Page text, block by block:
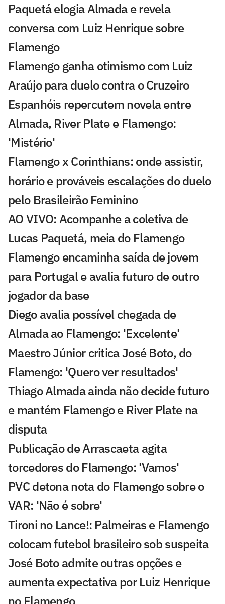
Paquetá elogia Almada e revela
conversa com Luiz Henrique sobre
Flamengo
Flamengo ganha otimismo com Luiz
Araújo para duelo contra o Cruzeiro
Espanhóis repercutem novela entre
Almada, River Plate e Flamengo:
'Mistério'
Flamengo x Corinthians: onde assistir,
horário e prováveis escalações do duelo
pelo Brasileirão Feminino
AO VIVO: Acompanhe a coletiva de
Lucas Paquetá, meia do Flamengo
Flamengo encaminha saída de jovem
para Portugal e avalia futuro de outro
jogador da base
Diego avalia possível chegada de
Almada ao Flamengo: 'Excelente'
Maestro Júnior critica José Boto, do
Flamengo: 'Quero ver resultados'
Thiago Almada ainda não decide futuro
e mantém Flamengo e River Plate na
disputa
Publicação de Arrascaeta agita
torcedores do Flamengo: 'Vamos'
PVC detona nota do Flamengo sobre o
VAR: 'Não é sobre'
Tironi no Lance!: Palmeiras e Flamengo
colocam futebol brasileiro sob suspeita
José Boto admite outras opções e
aumenta expectativa por Luiz Henrique